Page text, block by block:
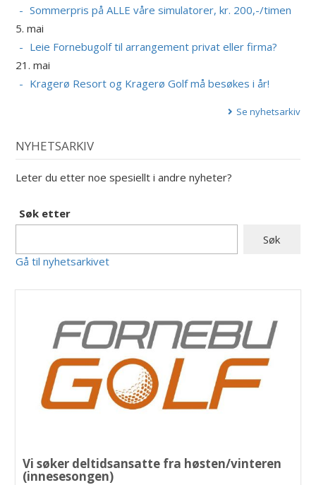
Sommerpris på ALLE våre simulatorer, kr. 200,-/timen
5. mai
Leie Fornebugolf til arrangement privat eller firma?
21. mai
Kragerø Resort og Kragerø Golf må besøkes i år!
Se nyhetsarkiv
NYHETSARKIV
Leter du etter noe spesiellt i andre nyheter?
Søk etter
Gå til nyhetsarkivet
Vi søker deltidsansatte fra høsten/vinteren
(innesesongen)